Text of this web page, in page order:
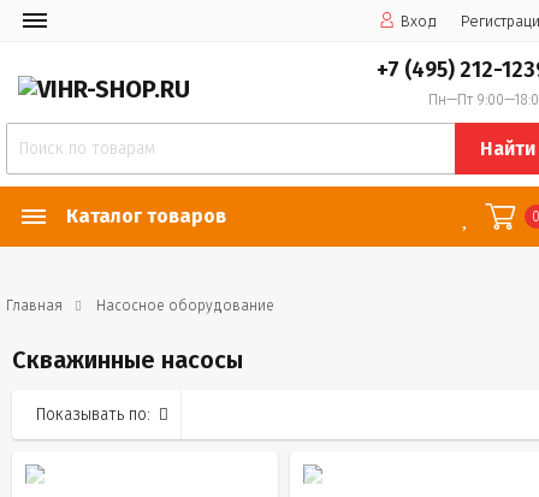
Вход
+7 (495) 212-
Пн—Пт
Найти
Каталог товаров
Главная Насосное оборудование
Скважинные насосы
Показывать по: